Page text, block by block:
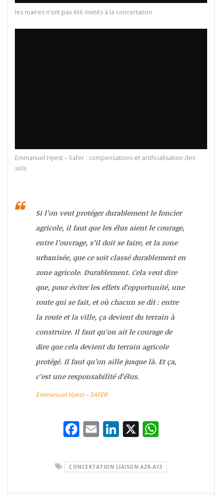
les maires n’ont pas été invités à la concertation
Emmanuel Hyest – Safer : compensations et artificialisation des
sols
Si l’on veut protéger durablement le foncier
agricole, il faut que les élus aient le courage,
entre l’ouvrage, s’il doit se faire, et la zone
urbanisée, que ce soit classé durablement en
zone agricole. Durablement. Cela veut dire
que, pour éviter les effets d’opportunité, une
route qui se fait, et où chacun se dit : entre
la route et la ville, ça devient du terrain à
construire. Il faut qu’on ait le courage de
dire que cela devient du terrain agricole
protégé. Il faut qu’on aille jusque là. Et ça,
c’est une responsabilité d’élus.
Emmanuel Hyest – SAFER
F
e
b
E
ai
l
Li
k
e
X
at
s
CONCERTATION LIAISON A28-A13